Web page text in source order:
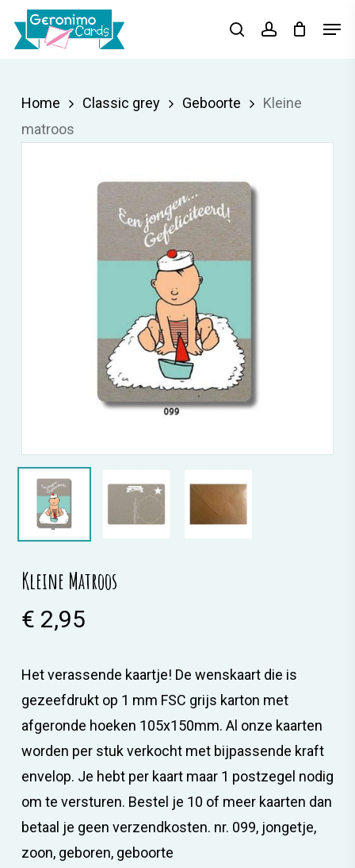
searchaccount
Home Classic grey Geboorte
Kleine
matroos
Kleine Matroos
€ 2,95
Het verassende kaartje! De wenskaart die is
gezeefdrukt op 1 mm FSC grijs karton met
afgeronde hoeken 105x150mm. Al onze kaarten
worden per stuk verkocht met bijpassende kraft
envelop. Je hebt per kaart maar 1 postzegel nodig
om te versturen. Bestel je 10 of meer kaarten dan
betaal je geen verzendkosten. nr. 099, jongetje,
zoon, geboren, geboorte